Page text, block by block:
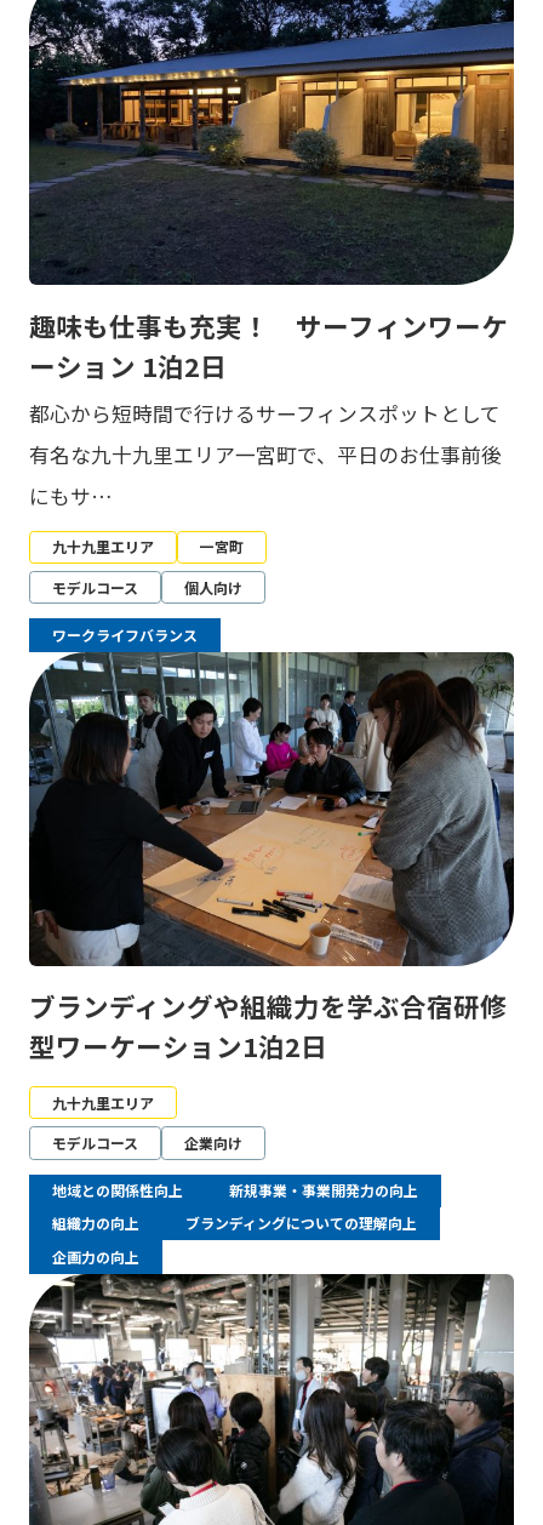
趣味も仕事も充実！ サーフィンワーケ
ーション 1泊2日
都心から短時間で行けるサーフィンスポットとして
有名な九十九里エリア一宮町で、平日のお仕事前後
にもサ…
九十九里エリア
一宮町
モデルコース
個人向け
ワークライフバランス
ブランディングや組織力を学ぶ合宿研修
型ワーケーション1泊2日
九十九里エリア
モデルコース
企業向け
地域との関係性向上
新規事業・事業開発力の向上
組織力の向上
ブランディングについての理解向上
企画力の向上